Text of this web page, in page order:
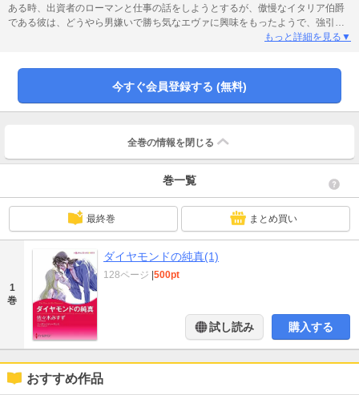
ある時、出資者のローマンと仕事の話をしようとするが、傲慢なイタリア伯爵
である彼は、どうやら男嫌いで勝ち気なエヴァに興味をもったようで、強引な
アプローチを仕掛けてくる。癪にさわるが、彼はエヴァにとってもなぜか気に
ち気さゆえに男性に免疫のない純真なエヴァはまんまと堕ちていき…。
もっと詳細を見る▼
今すぐ会員登録する (無料)
全巻の情報を 閉じる
巻一覧
最終巻 まとめ買い
1
巻
ダイヤモンドの純真(1)
128ページ 500pt
試し読み 購入する
おすすめ作品